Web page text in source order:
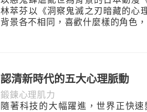
林萃芬以《洞察鬼滅之刃暗藏的心
背景各不相同，喜歡什麼樣的角色
認清新時代的五大心理脈動
鍛鍊心理肌力
隨著科技的大幅躍進，世界正快